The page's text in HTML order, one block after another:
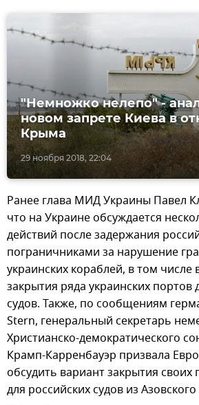
29 ноября 2018, 22:04
"Немножко нелепо" -
новом запрете Киева в
Крыма
Ранее глава МИД Украины Павел
что на Украине обсуждается
действий после задержания
пограничниками за нарушение
украинских кораблей, в том
закрытия ряда украинских портов
судов. Также, по сообщениям
Stern, генеральный секретарь
Христианско-демократического
Крамп-Карренбауэр призвала
обсудить вариант закрытия своих
для российских судов из